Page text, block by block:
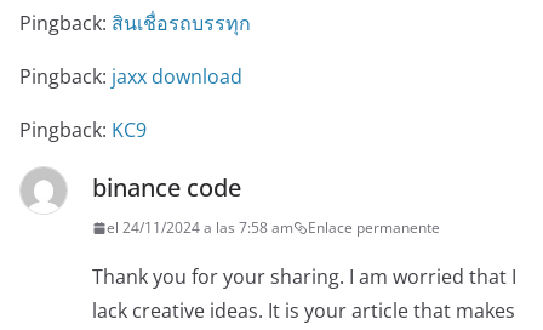
Pingback: สินเชื่อรถบรรทุก
Pingback: jaxx download
Pingback: KC9
binance code
el 24/11/2024 a las 7:58 am Enlace permanente
Thank you for your sharing. I am worried that I
lack creative ideas. It is your article that makes